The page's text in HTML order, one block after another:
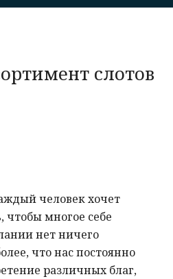
слотов
человек хочет
чтобы многое себе
нет ничего
что нас постоянно
различных благ,